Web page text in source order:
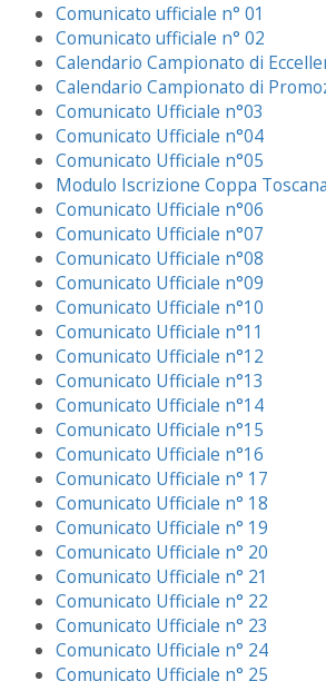
Comunicato ufficiale n° 01
Comunicato ufficiale n° 02
Calendario Campionato di
Calendario Campionato di
Comunicato Ufficiale n°03
Comunicato Ufficiale n°04
Comunicato Ufficiale n°05
Modulo Iscrizione Coppa Toscana
Comunicato Ufficiale n°06
Comunicato Ufficiale n°07
Comunicato Ufficiale n°08
Comunicato Ufficiale n°09
Comunicato Ufficiale n°10
Comunicato Ufficiale n°11
Comunicato Ufficiale n°12
Comunicato Ufficiale n°13
Comunicato Ufficiale n°14
Comunicato Ufficiale n°15
Comunicato Ufficiale n°16
Comunicato Ufficiale n° 17
Comunicato Ufficiale n° 18
Comunicato Ufficiale n° 19
Comunicato Ufficiale n° 20
Comunicato Ufficiale n° 21
Comunicato Ufficiale n° 22
Comunicato Ufficiale n° 23
Comunicato Ufficiale n° 24
Comunicato Ufficiale n° 25